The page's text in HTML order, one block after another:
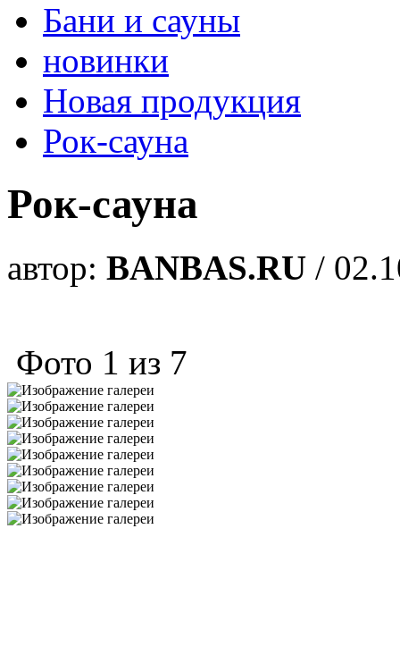
Бани и сауны
новинки
Новая продукция
Рок-сауна
Рок-сауна
автор: BANBAS.RU /
Фото 1 из 7